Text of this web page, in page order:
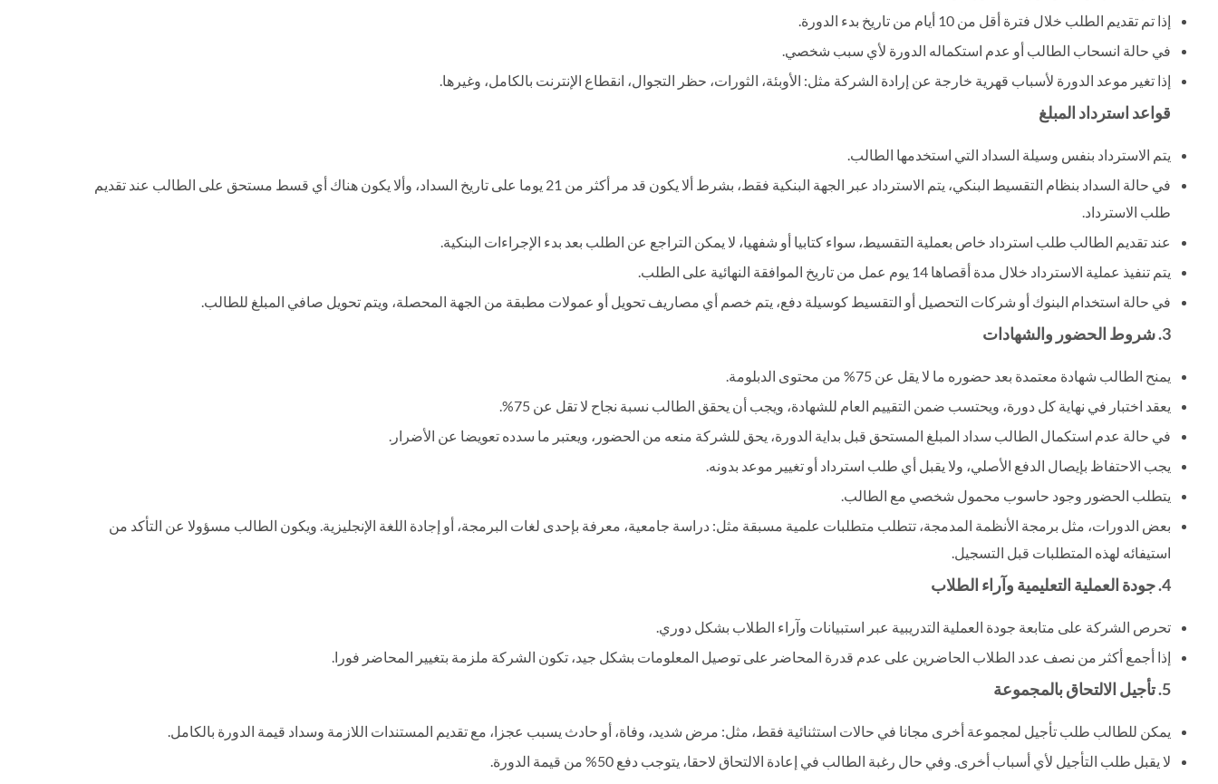
إذا تم تقديم الطلب خلال فترة أقل من 10 أيام من تاريخ بدء الدورة.
في حالة انسحاب الطالب أو عدم استكماله الدورة لأي سبب شخصي.
إذا تغير موعد الدورة لأسباب قهرية خارجة عن إرادة الشركة مثل: الأوبئة، الثورات، حظر التجوال، انقطاع الإنترنت بالكامل، وغيرها.
قواعد استرداد المبلغ
يتم الاسترداد بنفس وسيلة السداد التي استخدمها الطالب.
في حالة السداد بنظام التقسيط البنكي، يتم الاسترداد عبر الجهة البنكية فقط، بشرط ألا يكون قد مر أكثر من 21 يوما على تاريخ السداد، وألا يكون هناك أي قسط مستحق على الطالب عند تقديم
طلب الاسترداد.
عند تقديم الطالب طلب استرداد خاص بعملية التقسيط، سواء كتابيا أو شفهيا، لا يمكن التراجع عن الطلب بعد بدء الإجراءات البنكية.
يتم تنفيذ عملية الاسترداد خلال مدة أقصاها 14 يوم عمل من تاريخ الموافقة النهائية على الطلب.
في حالة استخدام البنوك أو شركات التحصيل أو التقسيط كوسيلة دفع، يتم خصم أي مصاريف تحويل أو عمولات مطبقة من الجهة المحصلة، ويتم تحويل صافي المبلغ للطالب.
3. شروط الحضور والشهادات
يمنح الطالب شهادة معتمدة بعد حضوره ما لا يقل عن 75% من محتوى الدبلومة.
يعقد اختبار في نهاية كل دورة، ويحتسب ضمن التقييم العام للشهادة، ويجب أن يحقق الطالب نسبة نجاح لا تقل عن 75%.
في حالة عدم استكمال الطالب سداد المبلغ المستحق قبل بداية الدورة، يحق للشركة منعه من الحضور، ويعتبر ما سدده تعويضا عن الأضرار.
يجب الاحتفاظ بإيصال الدفع الأصلي، ولا يقبل أي طلب استرداد أو تغيير موعد بدونه.
يتطلب الحضور وجود حاسوب محمول شخصي مع الطالب.
بعض الدورات، مثل برمجة الأنظمة المدمجة، تتطلب متطلبات علمية مسبقة مثل: دراسة جامعية، معرفة بإحدى لغات البرمجة، أو إجادة اللغة الإنجليزية. ويكون الطالب مسؤولا عن التأكد من
استيفائه لهذه المتطلبات قبل التسجيل.
4. جودة العملية التعليمية وآراء الطلاب
تحرص الشركة على متابعة جودة العملية التدريبية عبر استبيانات وآراء الطلاب بشكل دوري.
إذا أجمع أكثر من نصف عدد الطلاب الحاضرين على عدم قدرة المحاضر على توصيل المعلومات بشكل جيد، تكون الشركة ملزمة بتغيير المحاضر فورا.
5. تأجيل الالتحاق بالمجموعة
يمكن للطالب طلب تأجيل لمجموعة أخرى مجانا في حالات استثنائية فقط، مثل: مرض شديد، وفاة، أو حادث يسبب عجزا، مع تقديم المستندات اللازمة وسداد قيمة الدورة بالكامل.
لا يقبل طلب التأجيل لأي أسباب أخرى. وفي حال رغبة الطالب في إعادة الالتحاق لاحقا، يتوجب دفع 50% من قيمة الدورة.